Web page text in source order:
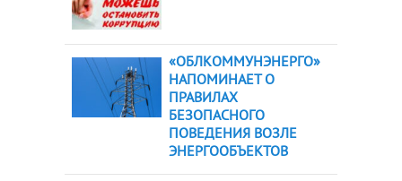
«ОБЛКОММУНЭНЕРГО»
НАПОМИНАЕТ О
ПРАВИЛАХ
БЕЗОПАСНОГО
ПОВЕДЕНИЯ ВОЗЛЕ
ЭНЕРГООБЪЕКТОВ